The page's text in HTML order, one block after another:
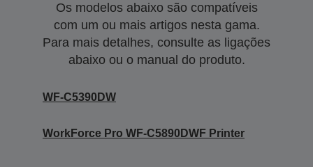
Os modelos abaixo são compatíveis
com um ou mais artigos nesta gama.
Para mais detalhes, consulte as ligações
abaixo ou o manual do produto.
WF-C5390DW
WorkForce Pro WF-C5890DWF Printer